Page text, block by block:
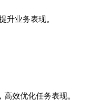
升业务表现。
效优化任务表现。